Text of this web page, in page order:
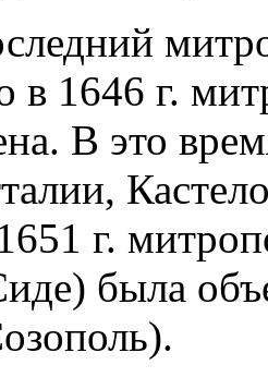
в 1646 г.
В это
г.
была